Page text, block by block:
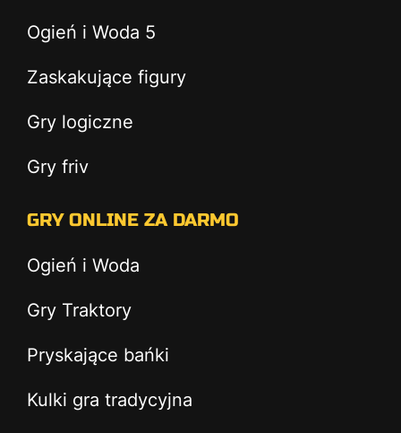
Ogień i Woda 5
Zaskakujące figury
Gry logiczne
Gry friv
GRY ONLINE ZA DARMO
Ogień i Woda
Gry Traktory
Pryskające bańki
Kulki gra tradycyjna